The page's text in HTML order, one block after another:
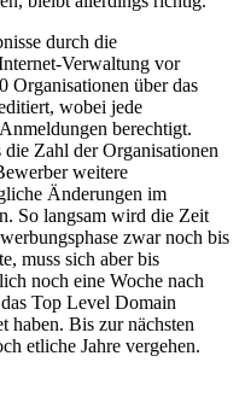
durch die
Verwaltung vor
Organisationen über das
wobei jede
berechtigt.
Zahl der Organisationen
weitere
Änderungen im
So langsam wird die Zeit
zwar noch bis
muss sich aber bis
noch eine Woche nach
Top Level Domain
haben. Bis zur nächsten
etliche Jahre vergehen.